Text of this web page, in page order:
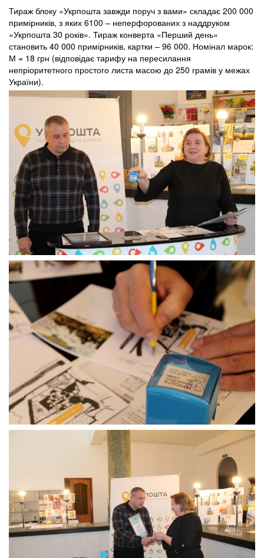
Тираж блоку «Укрпошта завжди поруч з вами» складає 200 000
примірників, з яких 6100 – неперфорованих з наддруком
«Укрпошта 30 років». Тираж конверта «Перший день»
становить 40 000 примірників, картки – 96 000. Номінал марок:
М = 18 грн (відповідає тарифу на пересилання
непріоритетного простого листа масою до 250 грамів у межах
України).